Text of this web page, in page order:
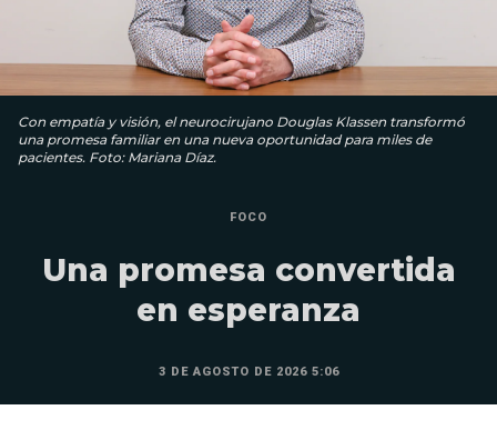
Con empatía y visión, el neurocirujano Douglas Klassen transformó
una promesa familiar en una nueva oportunidad para miles de
pacientes. Foto: Mariana Díaz.
FOCO
Una promesa convertida
en esperanza
3 DE AGOSTO DE 2026 5:06